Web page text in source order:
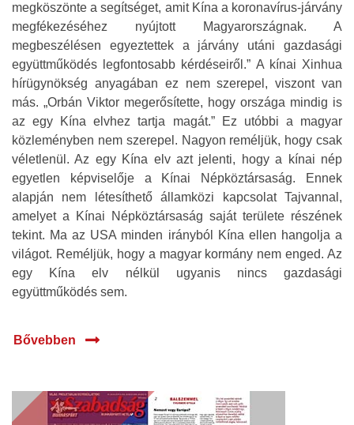
megköszönte a segítséget, amit Kína a koronavírus-járvány
megfékezéséhez nyújtott Magyarországnak. A
megbeszélésen egyeztettek a járvány utáni gazdasági
együttműködés legfontosabb kérdéseiről.” A kínai Xinhua
hírügynökség anyagában ez nem szerepel, viszont van
más. „Orbán Viktor megerősítette, hogy országa mindig is
az egy Kína elvhez tartja magát.” Ez utóbbi a magyar
közleményben nem szerepel. Nagyon reméljük, hogy csak
véletlenül. Az egy Kína elv azt jelenti, hogy a kínai nép
egyetlen képviselője a Kínai Népköztársaság. Ennek
alapján nem létesíthető államközi kapcsolat Tajvannal,
amelyet a Kínai Népköztársaság saját területe részének
tekint. Ma az USA minden irányból Kína ellen hangolja a
világot. Reméljük, hogy a magyar kormány nem enged. Az
egy Kína elv nélkül ugyanis nincs gazdasági
együttműködés sem.
Bővebben